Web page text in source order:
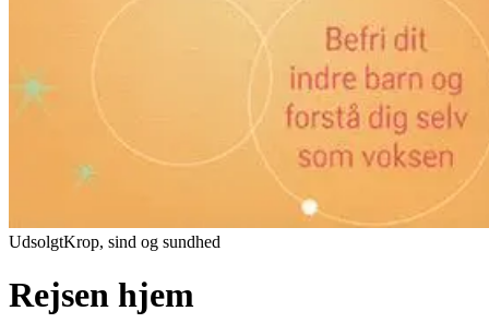
UdsolgtKrop, sind og sundhed
Rejsen hjem